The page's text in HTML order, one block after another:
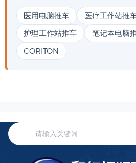
医用电脑推车 医疗工作站推
护理工作站推车
笔记本电脑
CORITON